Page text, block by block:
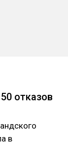
отказов
в